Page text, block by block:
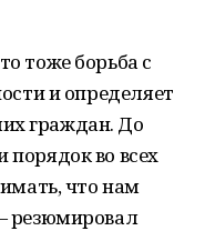
тоже борьба с
и определяет
граждан. До
во всех
что нам
резюмировал